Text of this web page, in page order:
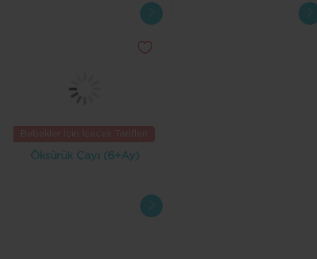
Öksürük Çayı (6+Ay)